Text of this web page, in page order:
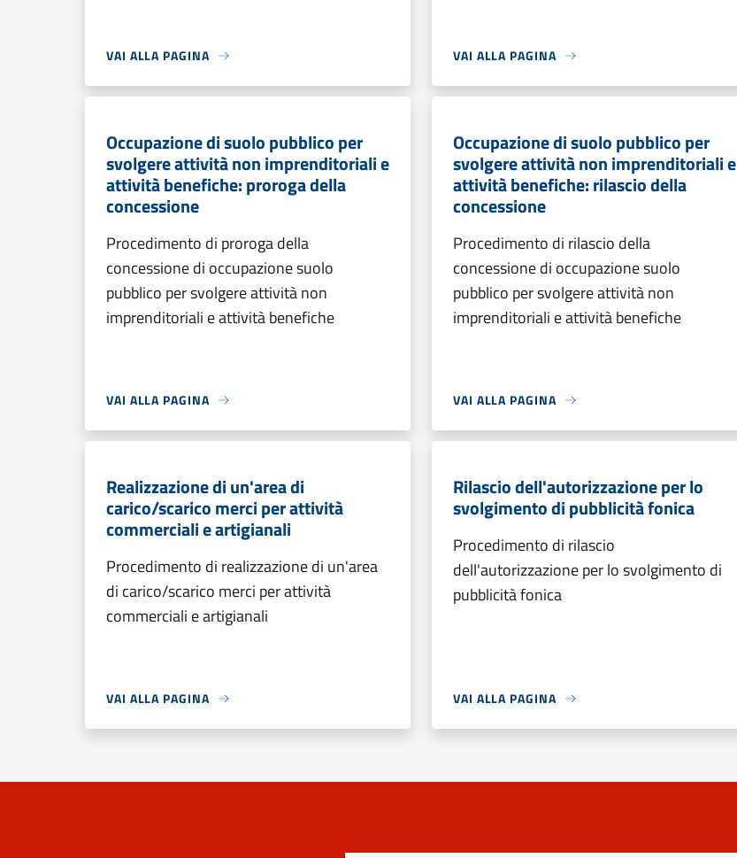
VAI ALLA PAGINA VAI ALLA PAGINA
Occupazione di suolo pubblico per
svolgere attività non imprenditoriali e
attività benefiche: proroga della
concessione
Procedimento di proroga della
concessione di occupazione suolo
pubblico per svolgere attività non
imprenditoriali e attività benefiche
VAI ALLA PAGINA
Occupazione di suolo pubblico per
svolgere attività non imprenditoriali e
attività benefiche: rilascio della
concessione
Procedimento di rilascio della
concessione di occupazione suolo
pubblico per svolgere attività non
imprenditoriali e attività benefiche
VAI ALLA PAGINA
Realizzazione di un'area di
carico/scarico merci per attività
commerciali e artigianali
Procedimento di realizzazione di un'area
di carico/scarico merci per attività
commerciali e artigianali
VAI ALLA PAGINA
Rilascio dell'autorizzazione per lo
svolgimento di pubblicità fonica
Procedimento di rilascio
dell'autorizzazione per lo svolgimento di
pubblicità fonica
VAI ALLA PAGINA